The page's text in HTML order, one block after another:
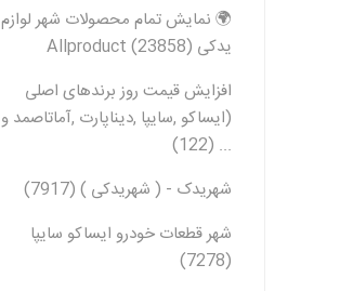
🌍 نمایش تمام محصولات شهر لوازم
یدکی Allproduct (23858)
افزایش قیمت روز برندهای اصلی
(ایساکو ,سایپا ,دیناپارت ,آماتاصمد و
... (122)
شهریدک - ( شهریدکی ) (7917)
شهر قطعات خودرو ایساکو سایپا
(7278)